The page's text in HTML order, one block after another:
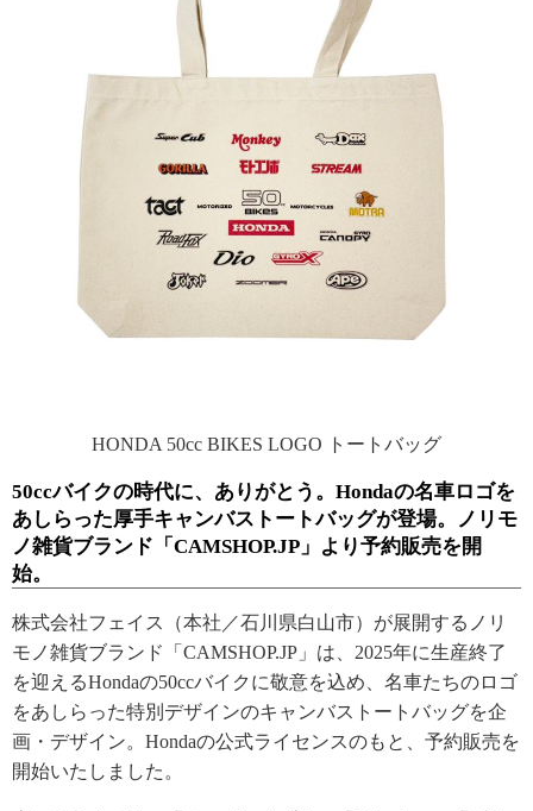
HONDA 50cc BIKES LOGO トートバッグ
50ccバイクの時代に、ありがとう。Hondaの名車ロゴを
あしらった厚手キャンバストートバッグが登場。ノリモ
ノ雑貨ブランド「CAMSHOP.JP」より予約販売を開
始。
株式会社フェイス（本社／石川県白山市）が展開するノリ
モノ雑貨ブランド「CAMSHOP.JP」は、2025年に生産終了
を迎えるHondaの50ccバイクに敬意を込め、名車たちのロゴ
をあしらった特別デザインのキャンバストートバッグを企
画・デザイン。Hondaの公式ライセンスのもと、予約販売を
開始いたしました。